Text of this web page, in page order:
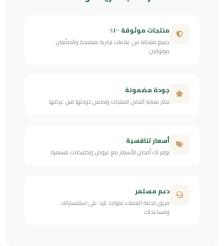
منتجات موثوقة ١٠٠٪
جميع منتجاتنا من علامات تجارية معتمدة ومُصنّعين
موثوقين.
جودة مضمونة
نختار بعناية أفضل المنتجات ونضمن جودتها قبل عرضها.
أسعار تنافسية
نوفر لك أفضل الأسعار مع عروض وتخفيضات مستمرة.
دعم مستمر
فريق خدمة العملاء متواجد للرد على استفساراتك
ومساعدتك.